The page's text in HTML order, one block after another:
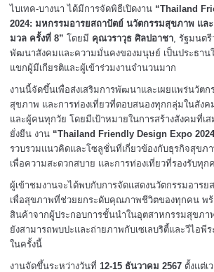
ไบเทค-บางนา ได้มีการจัดพิธีเปิดงาน “Thailand
2024: มหกรรมอารยสถาปัตย์ นวัตกรรมสุขภาพ แล
มวล ครั้งที่ 8” โดยมี คุณวราวุธ ศิลปอาชา , รัฐมนต
พัฒนาสังคมและความมั่นคงของมนุษย์ เป็นประธาน
แขกผู้มีเกียรติและผู้เข้าร่วมงานจำนวนมาก
งานนี้จัดขึ้นเพื่อส่งเสริมการพัฒนาและเผยแพร่นวัตก
สุขภาพ และการท่องเที่ยวที่ตอบสนองทุกกลุ่มในสังค
และผู้คนทุกวัย โดยมีเป้าหมายในการสร้างสังคมที่เ
ยั่งยืน งาน “Thailand Friendly Design Expo
รวบรวมแนวคิดและโซลูชั่นที่เกี่ยวข้องกับธุรกิจสุขภ
เพื่อความสะดวกสบาย และการท่องเที่ยวที่รองรับทุก
ผู้เข้าชมงานจะได้พบกับการจัดแสดงนวัตกรรมอารย
เพื่อสุขภาพที่ช่วยยกระดับคุณภาพชีวิตของทุกคน พ
สินค้าจากผู้ประกอบการชั้นนำในอุตสาหกรรมสุขภา
ยังสามารถพบปะและถ่ายภาพกับเซเลบริตี้และวีไอพี
ในครั้งนี้
งานจัดขึ้นระหว่างวันที่ 12-15 ธันวาคม 2567 ตั้งแต่เ